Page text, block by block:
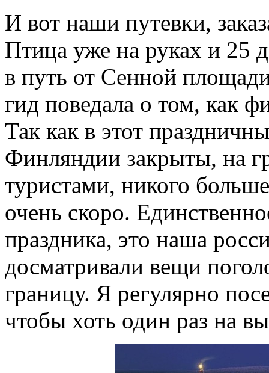
И вот наши путевки,
Птица уже на руках и 25
в путь от Сенной
гид поведала о том, как
Так как в этот
Финляндии закрыты, на
туристами, никого
очень скоро.
праздника, это наша
досматривали вещи
границу. Я регулярно
чтобы хоть один раз на